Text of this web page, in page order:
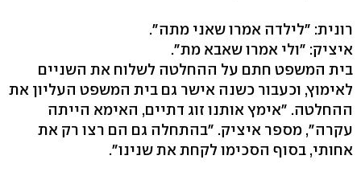
רונית: "לילדה אמרו שאני מתה".
איציק: "ולי אמרו שאבא מת".
בית המשפט חתם על ההחלטה לשלוח את השניים
לאימוץ, וכעבור כשנה אישר גם בית המשפט העליון את
ההחלטה. "אימץ אותנו זוג דתיים, האימא הייתה
עקרה", מספר איציק. "בהתחלה גם הם רצו רק את
אחותי, בסוף הסכימו לקחת את שנינו".